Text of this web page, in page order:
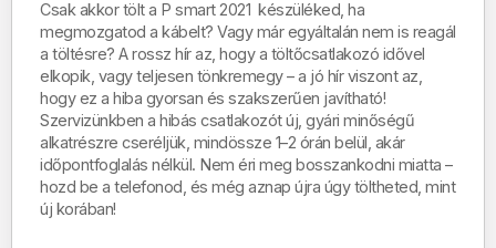
Csak akkor tölt a P smart 2021 készüléked, ha
megmozgatod a kábelt? Vagy már egyáltalán nem is reagál
a töltésre? A rossz hír az, hogy a töltőcsatlakozó idővel
elkopik, vagy teljesen tönkremegy – a jó hír viszont az,
hogy ez a hiba gyorsan és szakszerűen javítható!
Szervizünkben a hibás csatlakozót új, gyári minőségű
alkatrészre cseréljük, mindössze 1–2 órán belül, akár
időpontfoglalás nélkül. Nem éri meg bosszankodni miatta –
hozd be a telefonod, és még aznap újra úgy töltheted, mint
új korában!